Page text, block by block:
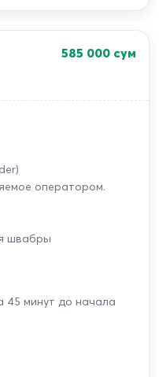
585 000 сум
оператором.
швабры
45 минут до начала